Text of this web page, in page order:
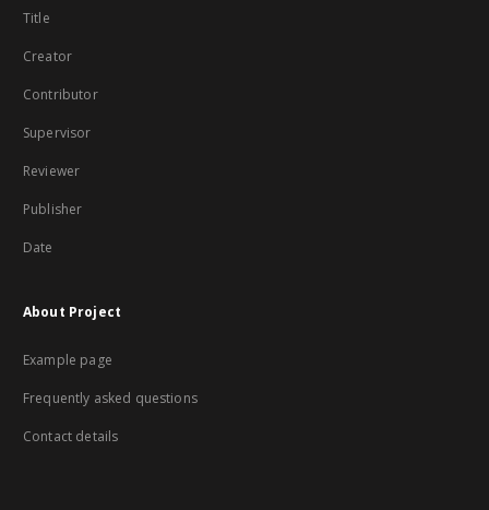
Title
Creator
Contributor
Supervisor
Reviewer
Publisher
Date
About Project
Example page
Frequently asked questions
Contact details